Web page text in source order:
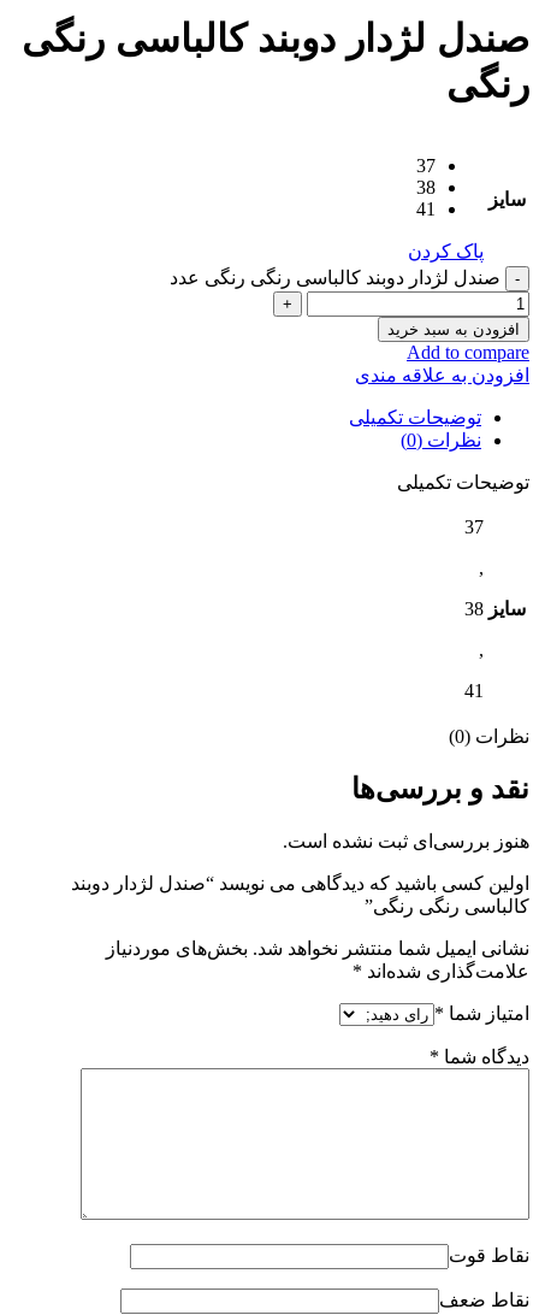
صندل لژدار دوبند کالباسی رنگی
رنگی
سایز
37
38
41
پاک کردن
صندل لژدار دوبند کالباسی رنگی رنگی عدد
افزودن به سبد خرید
Add to compare
افزودن به علاقه مندی
توضیحات تکمیلی
نظرات (0)
توضیحات تکمیلی
سایز
37
,
38
,
41
نظرات (0)
نقد و بررسی‌ها
هنوز بررسی‌ای ثبت نشده است.
اولین کسی باشید که دیدگاهی می نویسد “صندل لژدار دوبند
کالباسی رنگی رنگی”
نشانی ایمیل شما منتشر نخواهد شد. بخش‌های موردنیاز
علامت‌گذاری شده‌اند *
امتیاز شما *
دیدگاه شما *
نقاط قوت
نقاط ضعف